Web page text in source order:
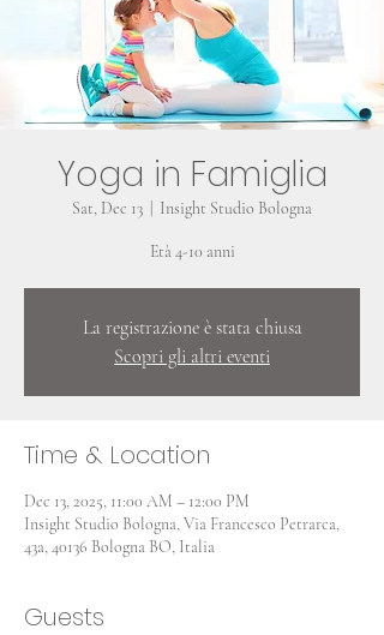
Yoga in Famiglia
Sat, Dec 13 Insight Studio Bologna
Età 4-10 anni
La registrazione è stata chiusa
Scopri gli altri eventi
Time & Location
Dec 13, 2025, 11:00 AM – 12:00 PM
Insight Studio Bologna, Via Francesco Petrarca,
43a, 40136 Bologna BO, Italia
Guests